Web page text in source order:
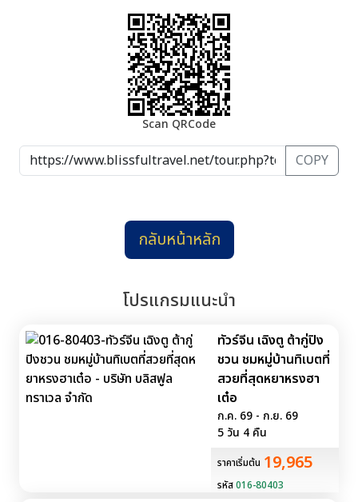
Scan QRCode
COPY
กลับหน้าหลัก
โปรแกรมแนะนำ
ทัวร์จีน เฉิงตู ต้ากู่ปิง
ชวน ชมหมู่บ้านทิเบตที่
สวยที่สุดหยาหรงฮา
เต๋อ
ก.ค. 69 - ก.ย. 69
5 วัน 4 คืน
ราคาเริ่มต้น 19,965
รหัส016-80403